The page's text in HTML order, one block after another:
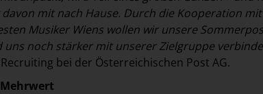
davon mit nach Hause. Durch die Kooperation
Musiker Wiens wollen wir unsere
uns noch stärker mit unserer Zielgruppe
bei der Österreichischen Post AG.